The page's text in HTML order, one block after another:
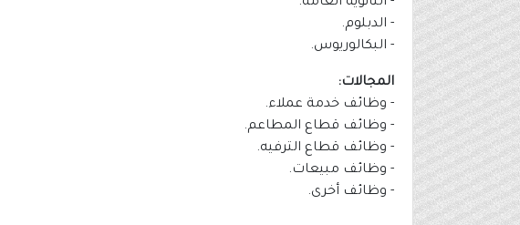
- الدبلوم.
- البكالوريوس.
المجالات:
- وظائف خدمة عملاء.
- وظائف قطاع المطاعم.
- وظائف قطاع الترفيه.
- وظائف مبيعات.
- وظائف أخرى.